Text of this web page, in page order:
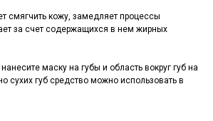
смягчить кожу, замедляет процессы
за счет содержащихся в нем жирных
нанесите маску на губы и область вокруг губ на
сухих губ средство можно использовать в